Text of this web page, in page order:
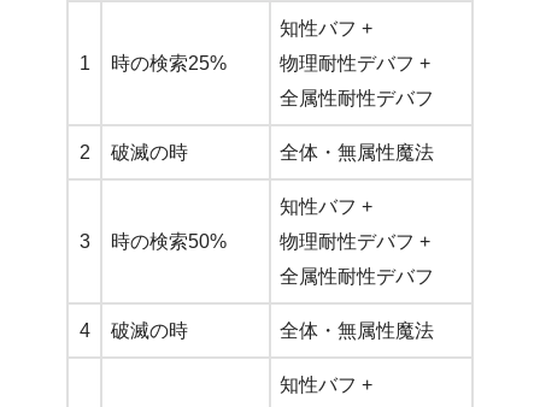
1 時の検索25%
知性バフ +
物理耐性デバフ +
全属性耐性デバフ
2 破滅の時 全体・無属性魔法
3 時の検索50%
知性バフ +
物理耐性デバフ +
全属性耐性デバフ
4 破滅の時 全体・無属性魔法
知性バフ +